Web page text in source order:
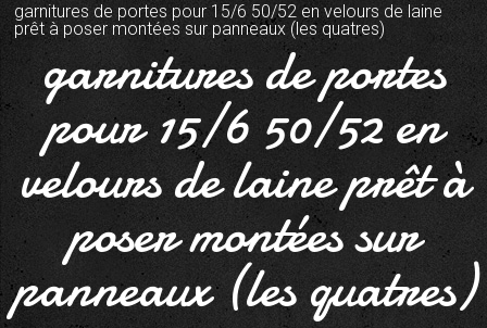
garnitures de portes pour 15/6 50/52 en velours de laine
prêt à poser montées sur panneaux (les quatres)
garnitures de portes
pour 15/6 50/52 en
velours de laine prêt à
poser montées sur
panneaux (les quatres)